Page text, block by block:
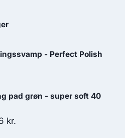
kr..
- Perfect Polish
pad grøn - super soft 40
kr.